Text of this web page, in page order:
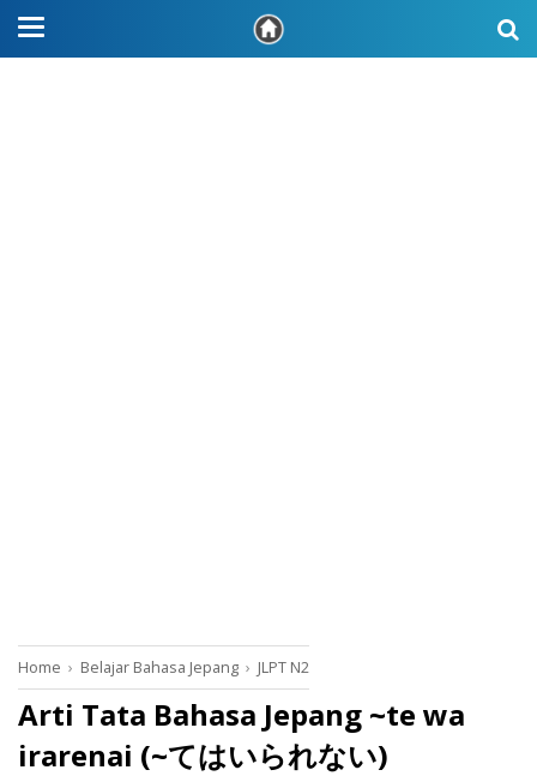
Home › Belajar Bahasa Jepang › JLPT N2
Arti Tata Bahasa Jepang ~te wa
irarenai (~てはいられない)